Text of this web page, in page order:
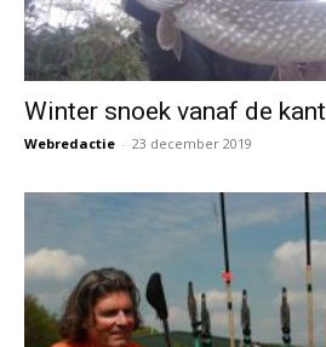
Winter snoek vanaf de kant
Webredactie - 23 december 2019